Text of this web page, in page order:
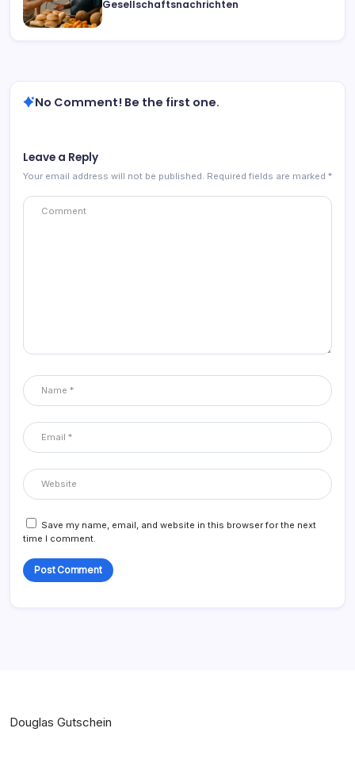
Gesellschaftsnachrichten
No Comment! Be the first one.
Leave a Reply
Your email address will not be published. Required fields are marked *
Save my name, email, and website in this browser for the next
time I comment.
Douglas Gutschein